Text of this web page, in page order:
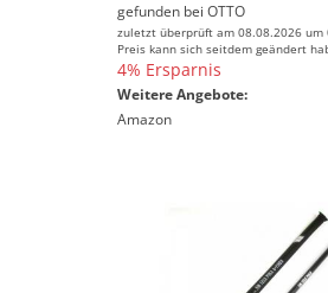
gefunden bei OTTO
zuletzt überprüft am 08.08.2026 um
Preis kann sich seitdem geändert
4% Ersparnis
Weitere Angebote:
Amazon